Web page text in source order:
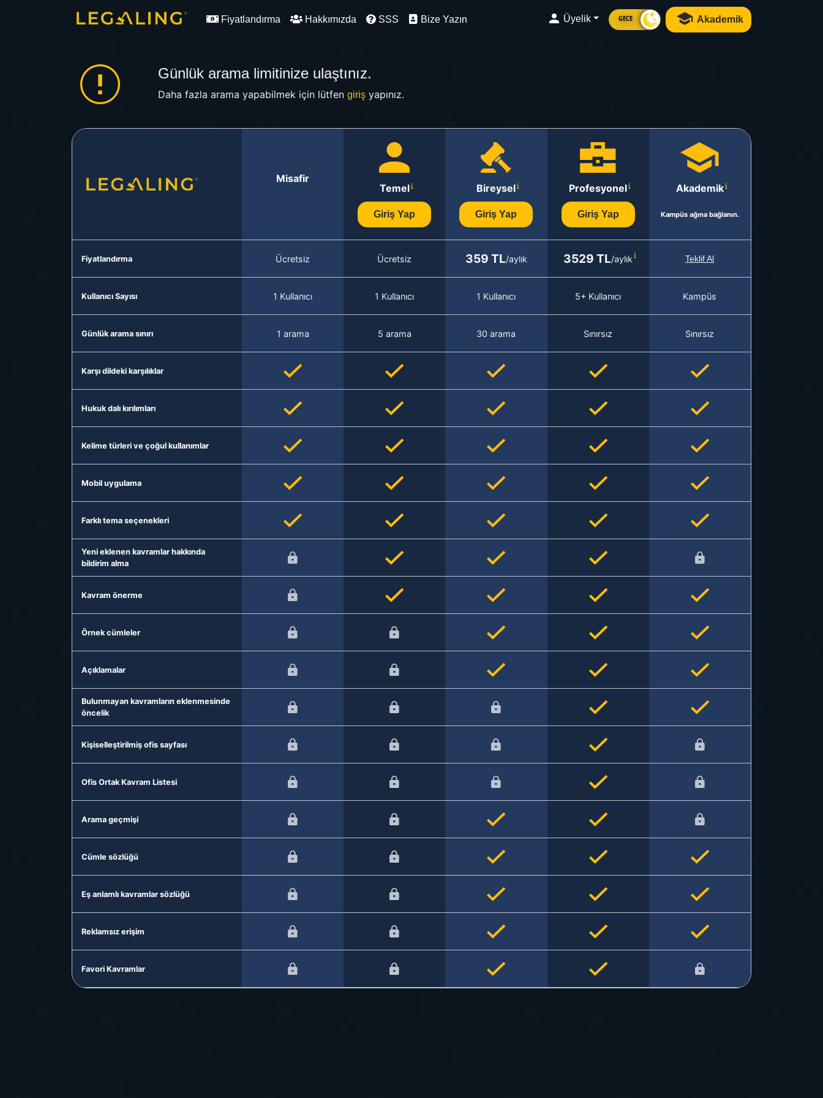
Fiyatlandırma Hakkımızda SSS Bize Yazın Üyelik GECE Akademik
Günlük arama limitinize ulaştınız.
Daha fazla arama yapabilmek için lütfen girişyapınız.
Misafir
Temel
Giriş Yap
Bireysel
Giriş Yap
Profesyonel
Giriş Yap
Akademik
Kampüs ağına bağlanın.
Fiyatlandırma Ücretsiz Ücretsiz 359 TL/aylık 3529 TL/aylık Teklif Al
Kullanıcı Sayısı 1 Kullanıcı 1 Kullanıcı 1 Kullanıcı 5+ Kullanıcı Kampüs
Günlük arama sınırı 1 arama 5 arama 30 arama Sınırsız Sınırsız
Karşı dildeki karşılıklar
Hukuk dalı kırılımları
Kelime türleri ve çoğul kullanımlar
Mobil uygulama
Farklı tema seçenekleri
Yeni eklenen kavramlar hakkında
bildirim alma
Kavram önerme
Örnek cümleler
Açıklamalar
Bulunmayan kavramların eklenmesinde
öncelik
Kişiselleştirilmiş ofis sayfası
Ofis Ortak Kavram Listesi
Arama geçmişi
Cümle sözlüğü
Eş anlamlı kavramlar sözlüğü
Reklamsız erişim
Favori Kavramlar